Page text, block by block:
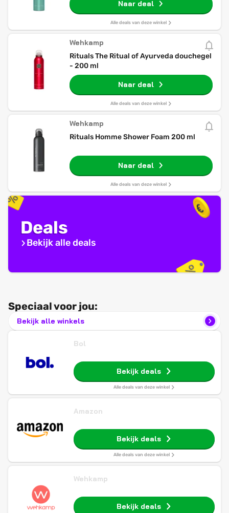
Naar deal
Alle deals van deze winkel
Wehkamp
Rituals The Ritual of Ayurveda douchegel
- 200 ml
Naar deal
Alle deals van deze winkel
Wehkamp
Rituals Homme Shower Foam 200 ml
Naar deal
Alle deals van deze winkel
Deals
Bekijk alle deals
Speciaal voor jou:
Bekijk alle winkels
Bol
Bekijk deals
Alle deals van deze winkel
Amazon
Bekijk deals
Alle deals van deze winkel
Wehkamp
Bekijk deals